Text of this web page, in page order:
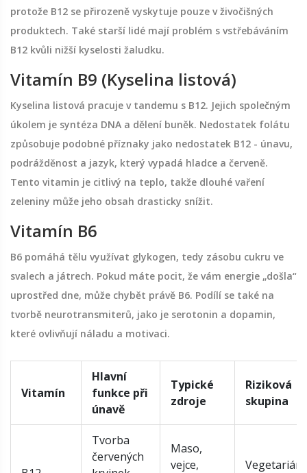
protože B12 se přirozeně vyskytuje pouze v živočišných
produktech. Také starší lidé mají problém s vstřebáváním
B12 kvůli nižší kyselosti žaludku.
Vitamín B9 (Kyselina listová)
Kyselina listová pracuje v tandemu s B12. Jejich společným
úkolem je syntéza DNA a dělení buněk. Nedostatek folátu
způsobuje podobné příznaky jako nedostatek B12 - únavu,
podrážděnost a jazyk, který vypadá hladce a červeně.
Tento vitamin je citlivý na teplo, takže dlouhé vaření
zeleniny může jeho obsah drasticky snížit.
Vitamín B6
B6 pomáhá tělu využívat glykogen, tedy zásobu cukru ve
svalech a játrech. Pokud máte pocit, že vám energie „došla“
uprostřed dne, může chybět právě B6. Podílí se také na
tvorbě neurotransmiterů, jako je serotonin a dopamin,
které ovlivňují náladu a motivaci.
Vitamín
Hlavní
funkce při
únavě
Typické
zdroje
Riziková
skupina
Tvorba
červených
Maso,
vejce,
Vegetariáni,